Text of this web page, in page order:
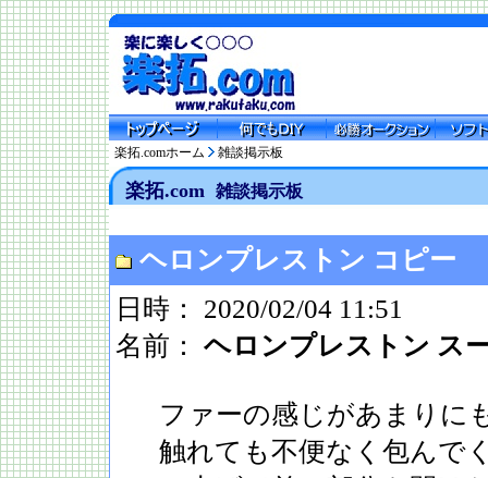
楽拓.comホーム 雑談掲示板
楽拓.com 雑談掲示板
ヘロンプレストン コピー
日時： 2020/02/04 11:51
名前： ヘロンプレストン ス
ファーの感じがあまりに
触れても不便なく包んで